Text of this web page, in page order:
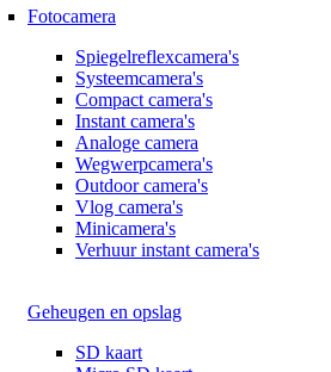
Fotocamera
Spiegelreflexcamera's
Systeemcamera's
Compact camera's
Instant camera's
Analoge camera
Wegwerpcamera's
Outdoor camera's
Vlog camera's
Minicamera's
Verhuur instant camera's
Geheugen en opslag
SD kaart